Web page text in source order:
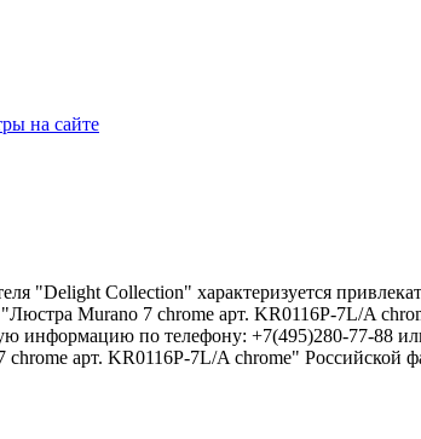
на сайте
"Delight Collection" характеризуется
Murano 7 chrome арт. KR0116P-7L/A
по телефону: +7(495)280-77-88
арт. KR0116P-7L/A chrome" Российской